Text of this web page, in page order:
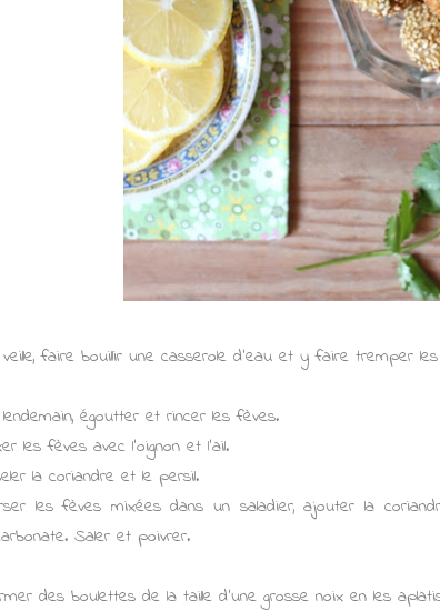
faire bouillir une casserole d'eau et y faire tremper
égoutter et rincer les fèves.
les fèves avec l'oignon et l'ail.
la coriandre et le persil.
les fèves mixées dans un saladier, ajouter la
Saler et poivrer.
des boulettes de la taille d'une grosse noix en les